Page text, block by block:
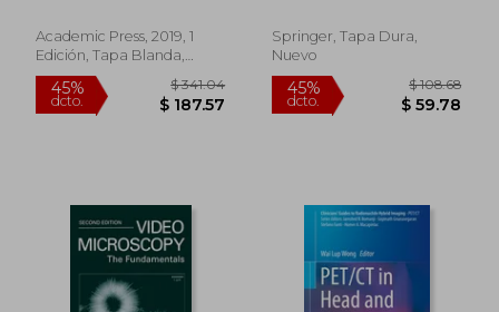
Academic Press, 2019, 1
Edición, Tapa Blanda,
Nuevo
45%
dcto. $ 187.57
Springer, Tapa Dura,
Nuevo
45%
dcto.